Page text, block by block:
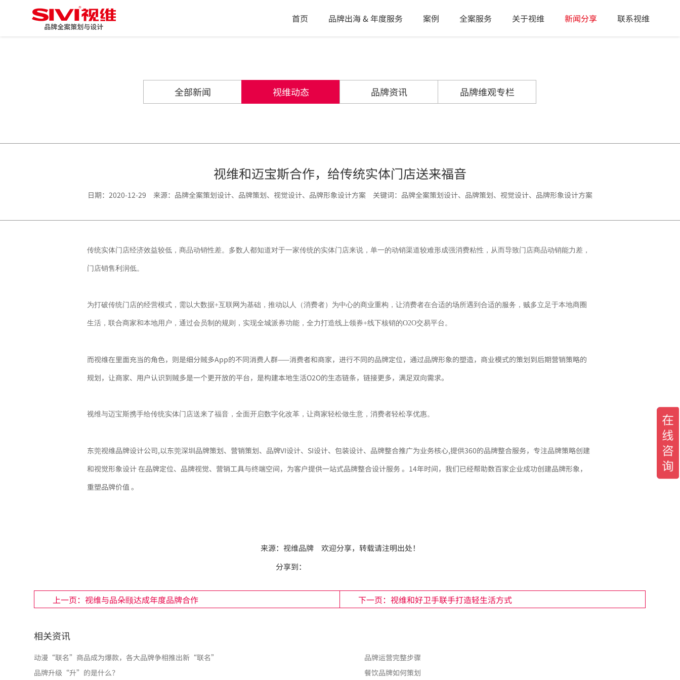
首页 品牌出海 & 年度服务 案例 全案服务 关于视维 新闻分享 联系视维
全部新闻 视维动态 品牌资讯 品牌维观专栏
视维和迈宝斯合作，给传统实体门店送来福音
日期：2020-12-29 来源：品牌全案策划设计、品牌策划、视觉设计、品牌形象设计方案 关键词：品牌全案策划设计、品牌策划、视觉设计、品牌形象设计方案
传统实体门店经济效益较低，商品动销性差。多数人都知道对于一家传统的实体门店来说，单一的动销渠道较难形成强消费粘性，从而导致门店商品动销能力差，
门店销售利润低。
为打破传统门店的经营模式，需以大数据+互联网为基础，推动以人（消费者）为中心的商业重构，让消费者在合适的场所遇到合适的服务，贼多立足于本地商圈
生活，联合商家和本地用户，通过会员制的规则，实现全城派券功能，全力打造线上领券+线下核销的O2O交易平台。
而视维在里面充当的角色，则是细分贼多App的不同消费人群——消费者和商家，进行不同的品牌定位，通过品牌形象的塑造，商业模式的策划到后期营销策略的
规划，让商家、用户认识到贼多是一个更开放的平台，是构建本地生活O2O的生态链条，链接更多，满足双向需求。
视维与迈宝斯携手给传统实体门店送来了福音，全面开启数字化改革，让商家轻松做生意，消费者轻松享优惠。
东莞视维品牌设计公司,以东莞深圳品牌策划、营销策划、品牌VI设计、SI设计、包装设计、品牌整合推广为业务核心,提供360的品牌整合服务，专注品牌策略创建
和视觉形象设计 在品牌定位、品牌视觉、营销工具与终端空间，为客户提供一站式品牌整合设计服务 。14年时间，我们已经帮助数百家企业成功创建品牌形象，
重塑品牌价值 。
来源： 视维品牌欢迎分享，转载请注明出处！
分享到：
上一页：视维与品朵颐达成年度品牌合作 下一页：视维和好卫手联手打造轻生活方式
相关资讯
动漫“联名”商品成为爆款，各大品牌争相推出新“联名”
品牌运营完整步骤
品牌升级“升”的是什么？
餐饮品牌如何策划